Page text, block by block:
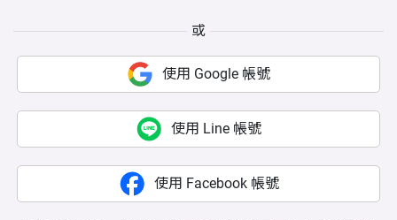
或
使用 Google 帳號
使用 Line 帳號
使用 Facebook 帳號